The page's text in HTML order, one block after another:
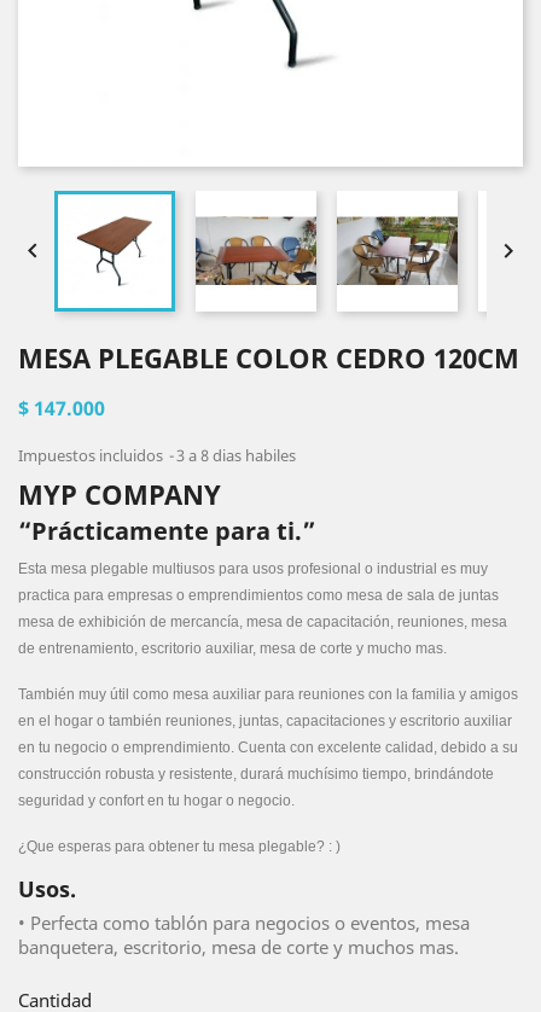
 
MESA PLEGABLE COLOR CEDRO 120CM
$ 147.000
Impuestos incluidos 3 a 8 dias habiles
MYP COMPANY
“Prácticamente para ti.”
Esta mesa plegable multiusos para usos profesional o industrial es muy
practica para empresas o emprendimientos como mesa de sala de juntas
mesa de exhibición de mercancía, mesa de capacitación, reuniones, mesa
de entrenamiento, escritorio auxiliar, mesa de corte y mucho mas.
También muy útil como mesa auxiliar para reuniones con la familia y amigos
en el hogar o también reuniones, juntas, capacitaciones y escritorio auxiliar
en tu negocio o emprendimiento. Cuenta con excelente calidad, debido a su
construcción robusta y resistente, durará muchísimo tiempo, brindándote
seguridad y confort en tu hogar o negocio.
¿Que esperas para obtener tu mesa plegable? : )
Usos.
• Perfecta como tablón para negocios o eventos, mesa
banquetera, escritorio, mesa de corte y muchos mas.
Cantidad